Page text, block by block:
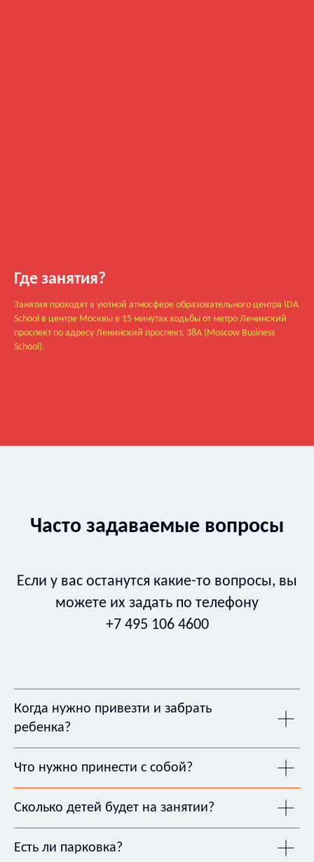
Где занятия?
Занятия проходят в уютной атмосфере образовательного центра IDA
School в центре Москвы в 15 минутах ходьбы от метро Ленинский
проспект по адресу Ленинский проспект, 38А (Moscow Business
School).
Часто задаваемые вопросы
Если у вас останутся какие-то вопросы, вы
можете их задать по телефону
+7 495 106 4600
Когда нужно привезти и забрать
ребенка?
Что нужно принести с собой?
Сколько детей будет на занятии?
Есть ли парковка?